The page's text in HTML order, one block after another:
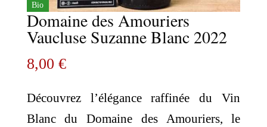
Bio
Domaine des Amouriers
Vaucluse Suzanne Blanc 2022
8,00 €
Découvrez l’élégance raffinée du Vin
Blanc du Domaine des Amouriers, le